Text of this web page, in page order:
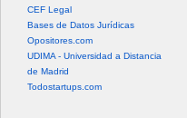
CEF Legal
Bases de Datos Jurídicas
Opositores.com
UDIMA - Universidad a Distancia
de Madrid
Todostartups.com